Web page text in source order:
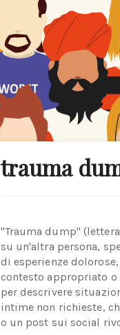
trauma
"Trauma dump"
su un'altra persona,
di esperienze
contesto appropriato o
per descrivere
intime non richieste,
o un post sui social